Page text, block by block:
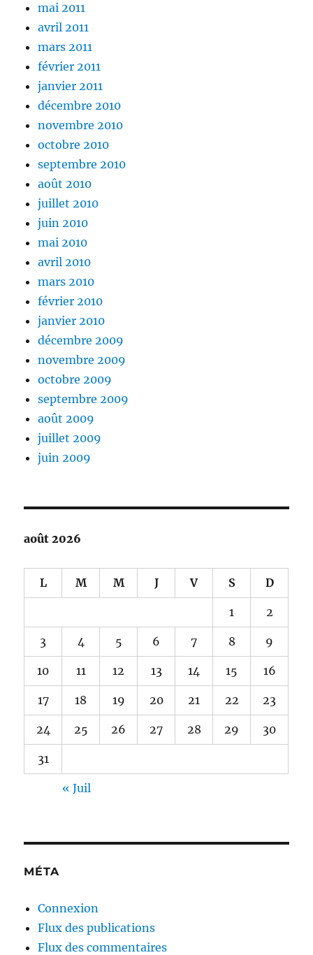
mai 2011
avril 2011
mars 2011
février 2011
janvier 2011
décembre 2010
novembre 2010
octobre 2010
septembre 2010
août 2010
juillet 2010
juin 2010
mai 2010
avril 2010
mars 2010
février 2010
janvier 2010
décembre 2009
novembre 2009
octobre 2009
septembre 2009
août 2009
juillet 2009
juin 2009
août 2026
L M M J V S D
1 2
3 4 5 6 7 8 9
10 11 12 13 14 15 16
17 18 19 20 21 22 23
24 25 26 27 28 29 30
31
« Juil
MÉTA
Connexion
Flux des publications
Flux des commentaires